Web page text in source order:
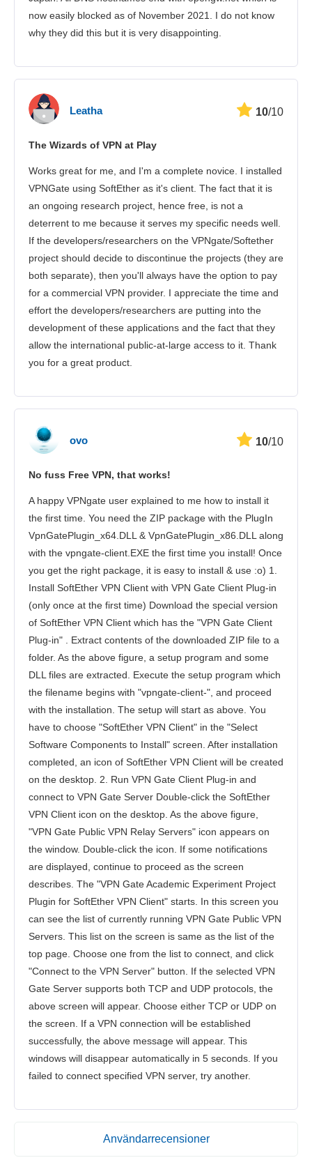
now easily blocked as of November 2021. I do not know
why they did this but it is very disappointing.
Leatha 10/10
The Wizards of VPN at Play
Works great for me, and I'm a complete novice. I installed
VPNGate using SoftEther as it's client. The fact that it is
an ongoing research project, hence free, is not a
deterrent to me because it serves my specific needs well.
If the developers/researchers on the VPNgate/Softether
project should decide to discontinue the projects (they are
both separate), then you'll always have the option to pay
for a commercial VPN provider. I appreciate the time and
effort the developers/researchers are putting into the
development of these applications and the fact that they
allow the international public-at-large access to it. Thank
you for a great product.
ovo 10/10
No fuss Free VPN, that works!
A happy VPNgate user explained to me how to install it
the first time. You need the ZIP package with the PlugIn
VpnGatePlugin_x64.DLL & VpnGatePlugin_x86.DLL along
with the vpngate-client.EXE the first time you install! Once
you get the right package, it is easy to install & use :o) 1.
Install SoftEther VPN Client with VPN Gate Client Plug-in
(only once at the first time) Download the special version
of SoftEther VPN Client which has the "VPN Gate Client
Plug-in" . Extract contents of the downloaded ZIP file to a
folder. As the above figure, a setup program and some
DLL files are extracted. Execute the setup program which
the filename begins with "vpngate-client-", and proceed
with the installation. The setup will start as above. You
have to choose "SoftEther VPN Client" in the "Select
Software Components to Install" screen. After installation
completed, an icon of SoftEther VPN Client will be created
on the desktop. 2. Run VPN Gate Client Plug-in and
connect to VPN Gate Server Double-click the SoftEther
VPN Client icon on the desktop. As the above figure,
"VPN Gate Public VPN Relay Servers" icon appears on
the window. Double-click the icon. If some notifications
are displayed, continue to proceed as the screen
describes. The "VPN Gate Academic Experiment Project
Plugin for SoftEther VPN Client" starts. In this screen you
can see the list of currently running VPN Gate Public VPN
Servers. This list on the screen is same as the list of the
top page. Choose one from the list to connect, and click
"Connect to the VPN Server" button. If the selected VPN
Gate Server supports both TCP and UDP protocols, the
above screen will appear. Choose either TCP or UDP on
the screen. If a VPN connection will be established
successfully, the above message will appear. This
windows will disappear automatically in 5 seconds. If you
failed to connect specified VPN server, try another.
Användarrecensioner